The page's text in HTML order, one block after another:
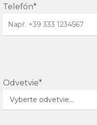
Telefón*
Odvetvie*